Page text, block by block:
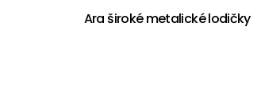
Ara široké metalické lodičky